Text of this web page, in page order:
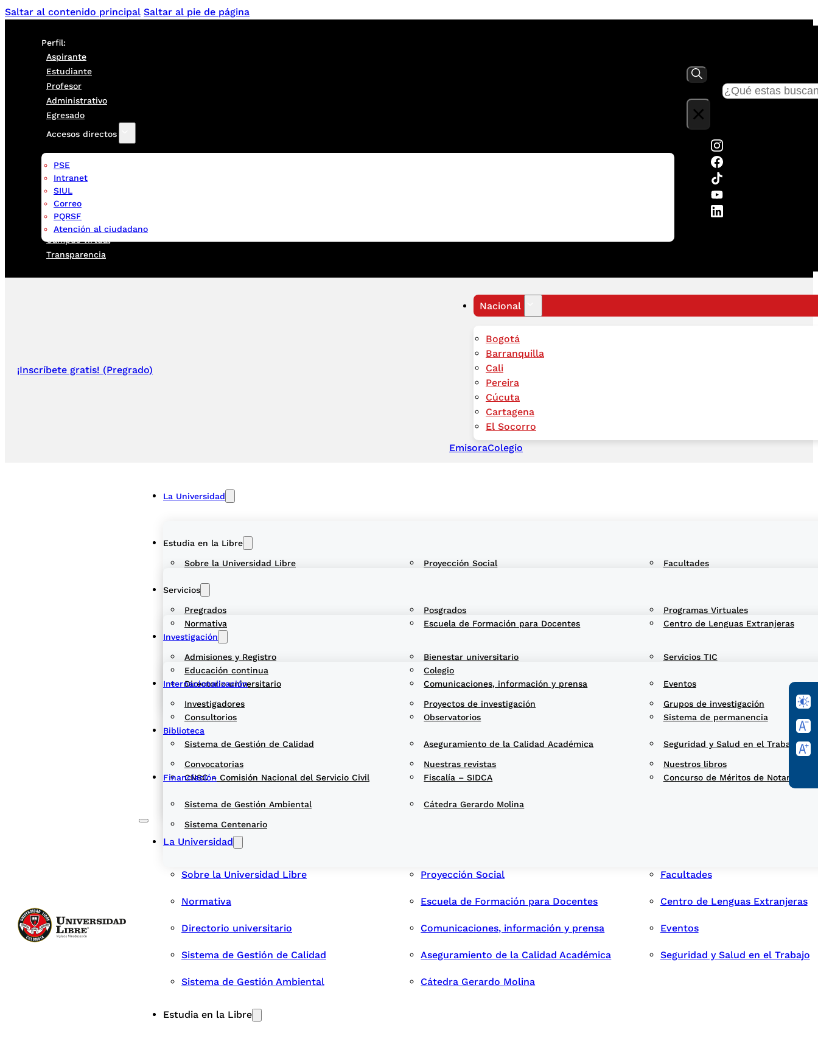
Saltar al contenido principal Saltar al pie de página
Perfil:
Aspirante
Estudiante
Profesor
Administrativo
Egresado
Accesos directos
PSE
Intranet
SIUL
Correo
PQRSF
Atención al ciudadano
Campus virtual
Transparencia
×
¡Inscríbete gratis! (Pregrado)
Nacional
Bogotá
Barranquilla
Cali
Pereira
Cúcuta
Cartagena
El Socorro
EmisoraColegio
La Universidad
Sobre la Universidad Libre Proyección Social Facultades
Normativa Escuela de Formación para Docentes Centro de Lenguas Extranjeras
Directorio universitario Comunicaciones, información y prensa Eventos
Sistema de Gestión de Calidad Aseguramiento de la Calidad Académica Seguridad y Salud en el Trabajo
Sistema de Gestión Ambiental Cátedra Gerardo Molina
Estudia en la Libre
Pregrados Posgrados Programas Virtuales
Educación continua Colegio
Servicios
Admisiones y Registro Bienestar universitario Servicios TIC
Consultorios Observatorios Sistema de permanencia
CNSC – Comisión Nacional del Servicio Civil Fiscalía – SIDCA Concurso de Méritos de Notarios
Investigación
Investigadores Proyectos de investigación Grupos de investigación
Convocatorias Nuestras revistas Nuestros libros
Sistema Centenario
Internacionalización
Biblioteca
Financiación
La Universidad
Sobre la Universidad Libre Proyección Social Facultades
Normativa Escuela de Formación para Docentes Centro de Lenguas Extranjeras
Directorio universitario Comunicaciones, información y prensa Eventos
Sistema de Gestión de Calidad Aseguramiento de la Calidad Académica Seguridad y Salud en el Trabajo
Sistema de Gestión Ambiental Cátedra Gerardo Molina
Estudia en la Libre